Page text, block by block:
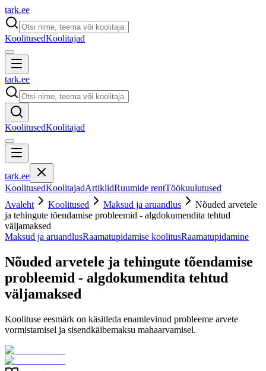
tark.ee
KoolitusedKoolitajad
tark.ee
KoolitusedKoolitajad
tark.ee
KoolitusedKoolitajadArtiklidRuumide rentTöökuulutused
Avaleht
Koolitused Maksud ja aruandlus
Nõuded arvetele
ja tehingute tõendamise probleemid - algdokumendita tehtud
väljamaksed
Maksud ja aruandlusRaamatupidamise koolitusRaamatupidamine
Nõuded arvetele ja tehingute tõendamise
probleemid - algdokumendita tehtud
väljamaksed
Koolituse eesmärk on käsitleda enamlevinud probleeme arvete
vormistamisel ja sisendkäibemaksu mahaarvamisel.